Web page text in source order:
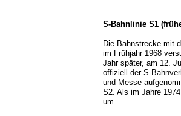
S-Bahnlinie S1
Die Bahnstrecke mit
im Frühjahr 1968
Jahr später, am 12.
offiziell der S-
und Messe
S2. Als im Jahre
um.